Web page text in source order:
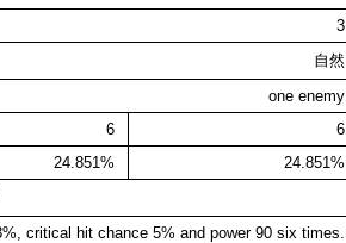
3
自然
one enemy
6
6
24.851%
24.851%
critical hit chance 5% and power 90 six times.